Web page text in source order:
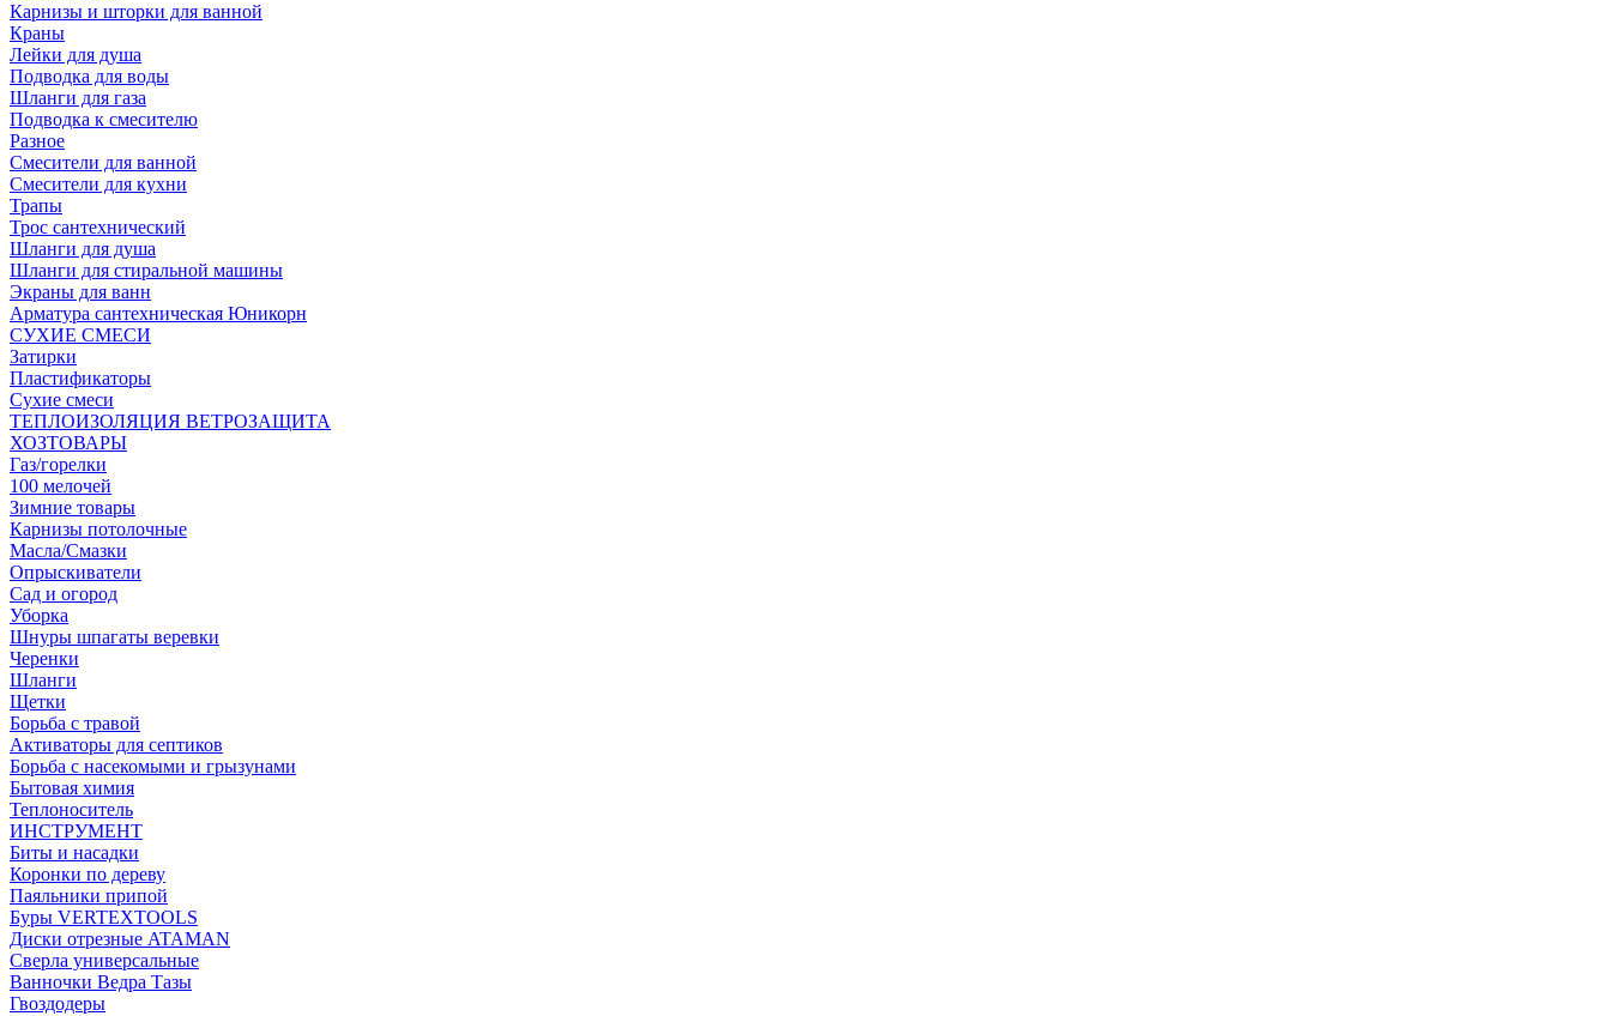
Карнизы и шторки для ванной
Краны
Лейки для душа
Подводка для воды
Шланги для газа
Подводка к смесителю
Разное
Смесители для ванной
Смесители для кухни
Трапы
Трос сантехнический
Шланги для душа
Шланги для стиральной машины
Экраны для ванн
Арматура сантехническая Юникорн
СУХИЕ СМЕСИ
Затирки
Пластификаторы
Сухие смеси
ТЕПЛОИЗОЛЯЦИЯ ВЕТРОЗАЩИТА
ХОЗТОВАРЫ
Газ/горелки
100 мелочей
Зимние товары
Карнизы потолочные
Масла/Смазки
Опрыскиватели
Сад и огород
Уборка
Шнуры шпагаты веревки
Черенки
Шланги
Щетки
Борьба с травой
Активаторы для септиков
Борьба с насекомыми и грызунами
Бытовая химия
Теплоноситель
ИНСТРУМЕНТ
Биты и насадки
Коронки по дереву
Паяльники припой
Буры VERTEXTOOLS
Диски отрезные ATAMAN
Сверла универсальные
Ванночки Ведра Тазы
Гвоздодеры